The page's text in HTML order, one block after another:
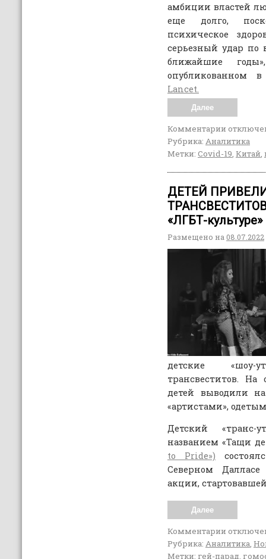
амбиции властей
еще долго,
психическое
серьезный удар по
ближайшие
опубликованном
Lancet.
Далее
Комментарии
Рубрика: Аналитика
Метки: Covid-19, Китай,
ДЕТЕЙ
«ЛГБТ-культуре»
Размещено на 08.07.2022
детские «шоу-
трансвеститов.
детей выводили
«артистами»,
Детский
названием «Тащи
to Pride»)
Северном
акции,
Далее
Комментарии
Рубрика: Аналитика
Метки: гей-парад